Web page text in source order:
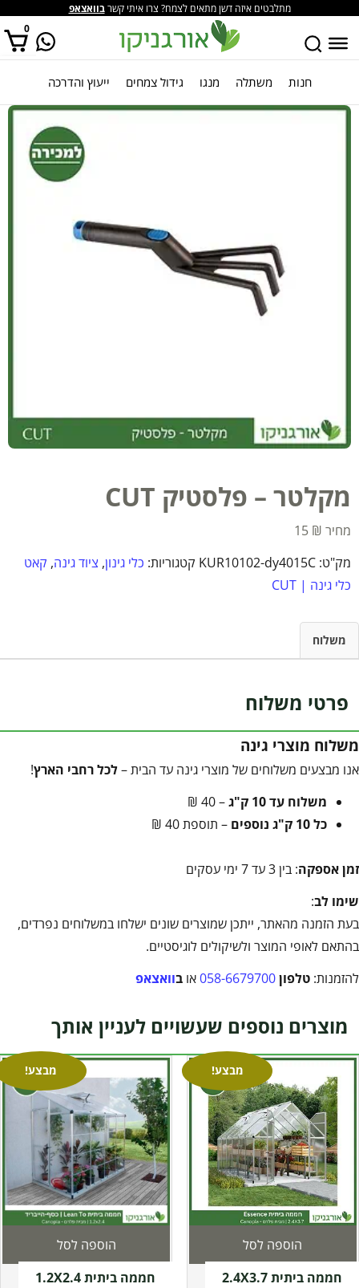
מתלבטים איזה דשן מתאים לצמח? צרו איתי קשרבוואצאפ
0
אין מוצרים בסל הקניות. חנות משתלה מנגו גידול צמחים ייעוץ והדרכה
מקלטר – פלסטיק CUT
15 ₪
מק"ט: KUR10102-dy4015C קטגוריות: כלי גינון, ציוד גינה, קאט
כלי גינה | CUT
משלוח
פרטי משלוח
משלוח מוצרי גינה
אנו מבצעים משלוחים של מוצרי גינה עד הבית –לכל רחבי הארץ!
משלוח עד 10 ק"ג
– 40 ₪
כל 10 ק"ג נוספים
– תוספת 40 ₪
זמן אספקה: בין 3 עד 7 ימי עסקים
שימו לב:
בעת הזמנה מהאתר, ייתכן שמוצרים שונים ישלחו במשלוחים נפרדים,
בהתאם לאופי המוצר ולשיקולים לוגיסטיים.
להזמנות: טלפון058-6679700או בוואצאפ
מוצרים נוספים שעשויים לעניין אותך
מבצע!
חממה ביתית 2.4X3.7
הוספה לסל
מבצע!
חממה ביתית 1.2X2.4
הוספה לסל